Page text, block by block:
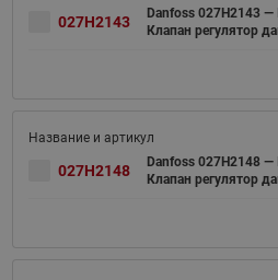
027H2143
Danfoss 027H2143 —
Клапан регулятор
027H2148
Danfoss 027H2148 —
Клапан регулятор